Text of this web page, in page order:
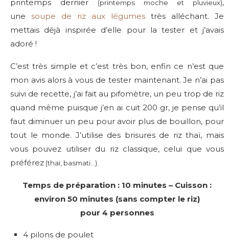
printemps dernier
(printemps moche et pluvieux),
une soupe de riz aux légumes très alléchant. Je
mettais déjà inspirée d’elle pour la tester et j’avais
adoré !
C’est très simple et c’est très bon, enfin ce n’est que
mon avis alors à vous de tester maintenant. Je n’ai pas
suivi de recette, j’ai fait au pifomètre, un peu trop de riz
quand même puisque j’en ai cuit 200 gr, je pense qu’il
faut diminuer un peu pour avoir plus de bouillon, pour
tout le monde. J’utilise des brisures de riz thaï, mais
vous pouvez utiliser du riz classique, celui que vous
préférez (thaï, basmati…).
Temps de préparation : 10 minutes – Cuisson :
environ 50 minutes (sans compter le riz)
pour 4 personnes
4 pilons de poulet